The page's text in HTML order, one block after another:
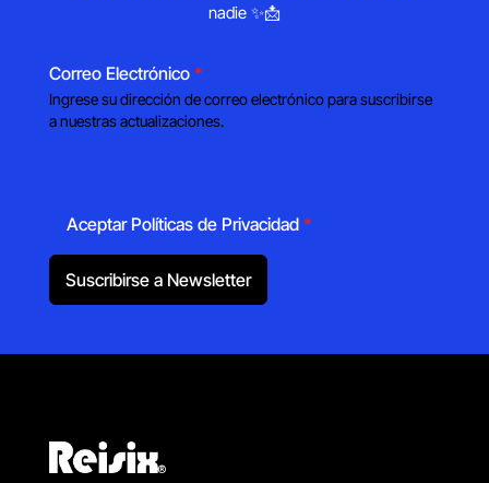
nadie ✨📩
Correo Electrónico *
Ingrese su dirección de correo electrónico para suscribirse
a nuestras actualizaciones.
Aceptar Políticas de Privacidad *
Suscribirse a Newsletter